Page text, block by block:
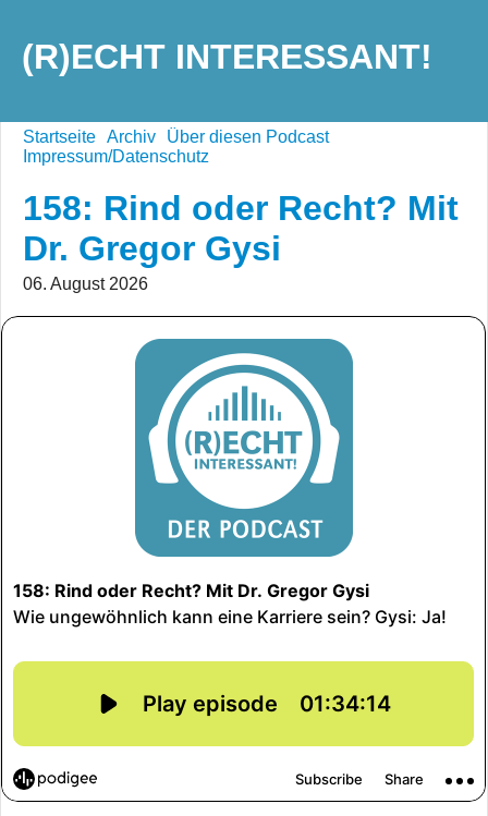
(R)ECHT INTERESSANT!
Startseite Archiv
Über diesen Podcast
Impressum/Datenschutz
158: Rind oder Recht? Mit
Dr. Gregor Gysi
06. August 2026